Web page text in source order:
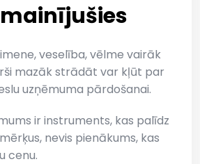
veselība, vēlme vairāk
mazāk strādāt var kļūt par
uzņēmuma pārdošanai.
ir instruments, kas palīdz
nevis pienākums, kas
cenu.